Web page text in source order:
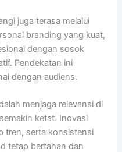
juga terasa melalui
branding yang kuat,
dengan sosok
Pendekatan ini
dengan audiens.
menjaga relevansi di
ketat. Inovasi
tren, serta konsistensi
tetap bertahan dan